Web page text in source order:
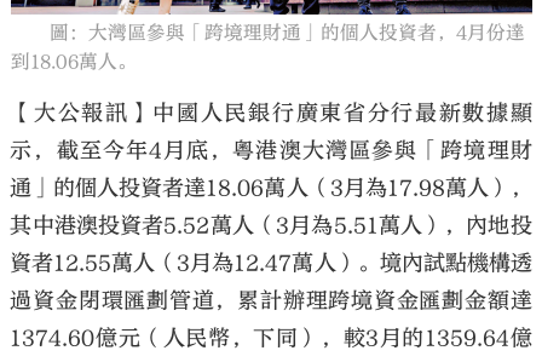
大公文匯
圖：大灣區參與「跨境理財通」的個人投資者，4月份達
到18.06萬人。
【大公報訊】中國人民銀行廣東省分行最新數據顯
示，截至今年4月底，粵港澳大灣區參與「跨境理財
通」的個人投資者達18.06萬人（3月為17.98萬人），
其中港澳投資者5.52萬人（3月為5.51萬人），內地投
資者12.55萬人（3月為12.47萬人）。境內試點機構透
過資金閉環匯劃管道，累計辦理跨境資金匯劃金額達
1374.60億元（人民幣，下同），較3月的1359.64億